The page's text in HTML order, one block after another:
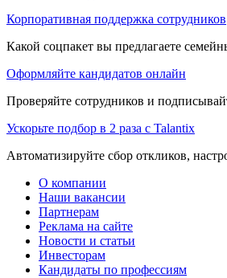
Корпоративная поддержка сотрудников
Какой соцпакет вы предлагаете
Оформляйте кандидатов онлайн
Проверяйте сотрудников и
Ускорьте подбор в 2 раза с Talantix
Автоматизируйте сбор откликов,
О компании
Наши вакансии
Партнерам
Реклама на сайте
Новости и статьи
Инвесторам
Кандидаты по профессиям